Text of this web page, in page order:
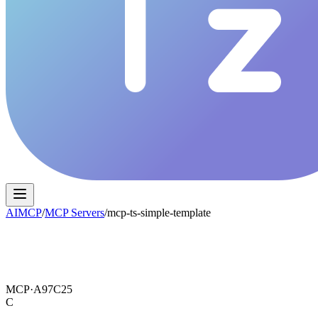
AIMCP/MCP Servers/mcp-ts-simple-template
MCP·A97C25
C